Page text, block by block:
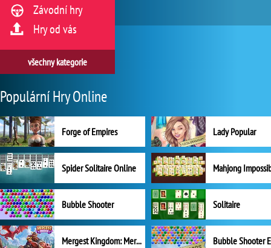
Závodní hry
Hry od vás
všechny kategorie
Populární Hry Online
Forge of Empires Lady Popular
Spider Solitaire Online Mahjong
Bubble Shooter Solitaire
Mergest Kingdom: Merge Puzzle